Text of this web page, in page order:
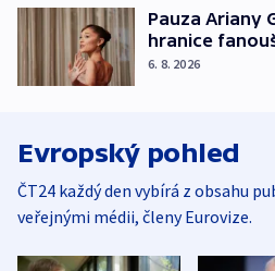
Pauza Ariany
hranice
6. 8. 2026
Evropský pohled
ČT24 každý den vybírá z obsahu
veřejnými médii, členy Eurovize.